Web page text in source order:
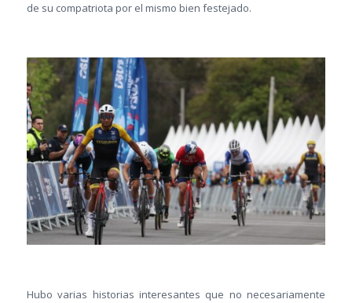
de su compatriota por el mismo bien festejado.
Hubo varias historias interesantes que no necesariamente